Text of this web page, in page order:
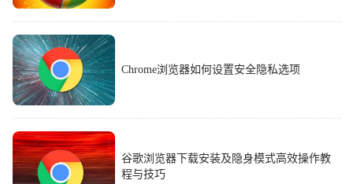
Chrome浏览器如何设置安全隐私选项
谷歌浏览器下载安装及隐身模式高效操作教
程与技巧